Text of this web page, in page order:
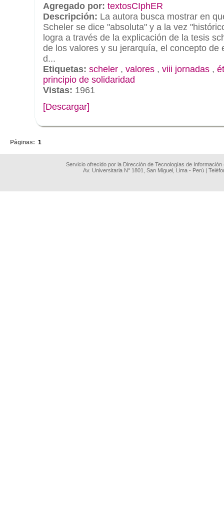
Agregado por: textosCIphER
Descripción: La autora busca mostrar en
Scheler se dice "absoluta" y a la vez
logra a través de la explicación de la tesis
de los valores y su jerarquía, el concepto de
d...
Etiquetas: scheler , valores , viii jornadas ,
principio de solidaridad
Vistas: 1961
[Descargar]
Páginas: 1
Servicio ofrecido por la Dirección de Tecnologías de
Av. Universitaria N° 1801, San Miguel, Lima - Perú |